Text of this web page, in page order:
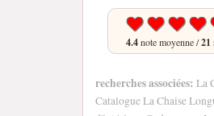
4.4note moyenne /21
recherches associées: La
Catalogue La Chaise